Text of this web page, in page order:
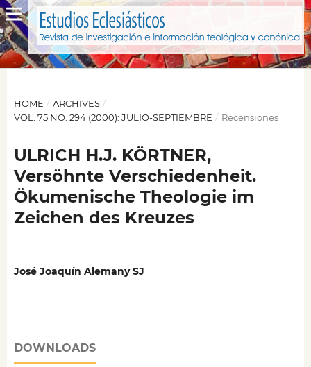
HOME / ARCHIVES /
VOL. 75 NO. 294 (2000): JULIO-SEPTIEMBRE / Recensiones
ULRICH H.J. KÖRTNER,
Versöhnte Verschiedenheit.
Ökumenische Theologie im
Zeichen des Kreuzes
José Joaquín Alemany SJ
DOWNLOADS